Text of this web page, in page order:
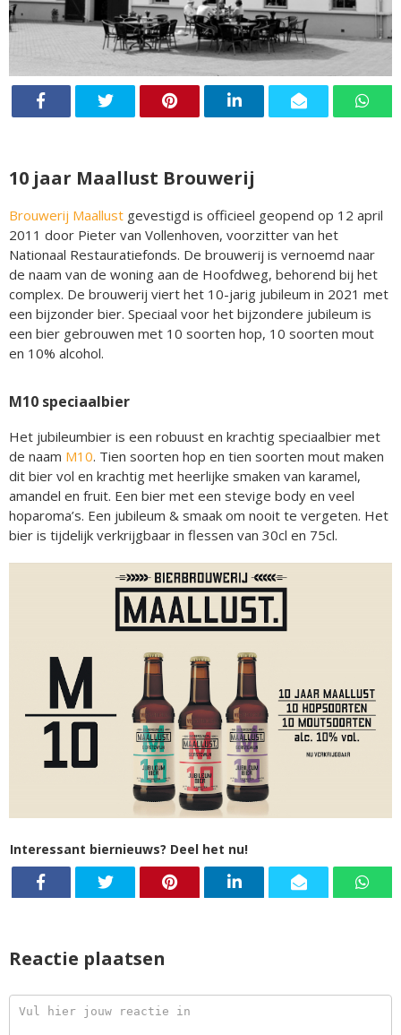
10 jaar Maallust Brouwerij
Brouwerij Maallust gevestigd is officieel geopend op 12 april
2011 door Pieter van Vollenhoven, voorzitter van het
Nationaal Restauratiefonds. De brouwerij is vernoemd naar
de naam van de woning aan de Hoofdweg, behorend bij het
complex. De brouwerij viert het 10-jarig jubileum in 2021 met
een bijzonder bier. Speciaal voor het bijzondere jubileum is
een bier gebrouwen met 10 soorten hop, 10 soorten mout
en 10% alcohol.
M10 speciaalbier
Het jubileumbier is een robuust en krachtig speciaalbier met
de naam M10. Tien soorten hop en tien soorten mout maken
dit bier vol en krachtig met heerlijke smaken van karamel,
amandel en fruit. Een bier met een stevige body en veel
hoparoma’s. Een jubileum & smaak om nooit te vergeten. Het
bier is tijdelijk verkrijgbaar in flessen van 30cl en 75cl.
Interessant biernieuws? Deel het nu!
Reactie plaatsen